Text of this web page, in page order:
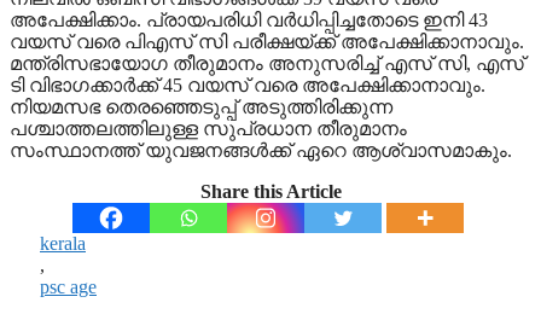
അപേക്ഷിക്കാം. പ്രായപരിധി വര്‍ധിപ്പിച്ചതോടെ ഇനി 43
വയസ് വരെ പിഎസ് സി പരീക്ഷയ്ക്ക് അപേക്ഷിക്കാനാവും.
മന്ത്രിസഭായോഗ തീരുമാനം അനുസരിച്ച് എസ് സി, എസ്
ടി വിഭാഗക്കാര്‍ക്ക് 45 വയസ് വരെ അപേക്ഷിക്കാനാവും.
നിയമസഭ തെരഞ്ഞെടുപ്പ് അടുത്തിരിക്കുന്ന
പശ്ചാത്തലത്തിലുള്ള സുപ്രധാന തീരുമാനം
സംസ്ഥാനത്ത് യുവജനങ്ങള്‍ക്ക് ഏറെ ആശ്വാസമാകും.
Share this Article
kerala
,
psc age